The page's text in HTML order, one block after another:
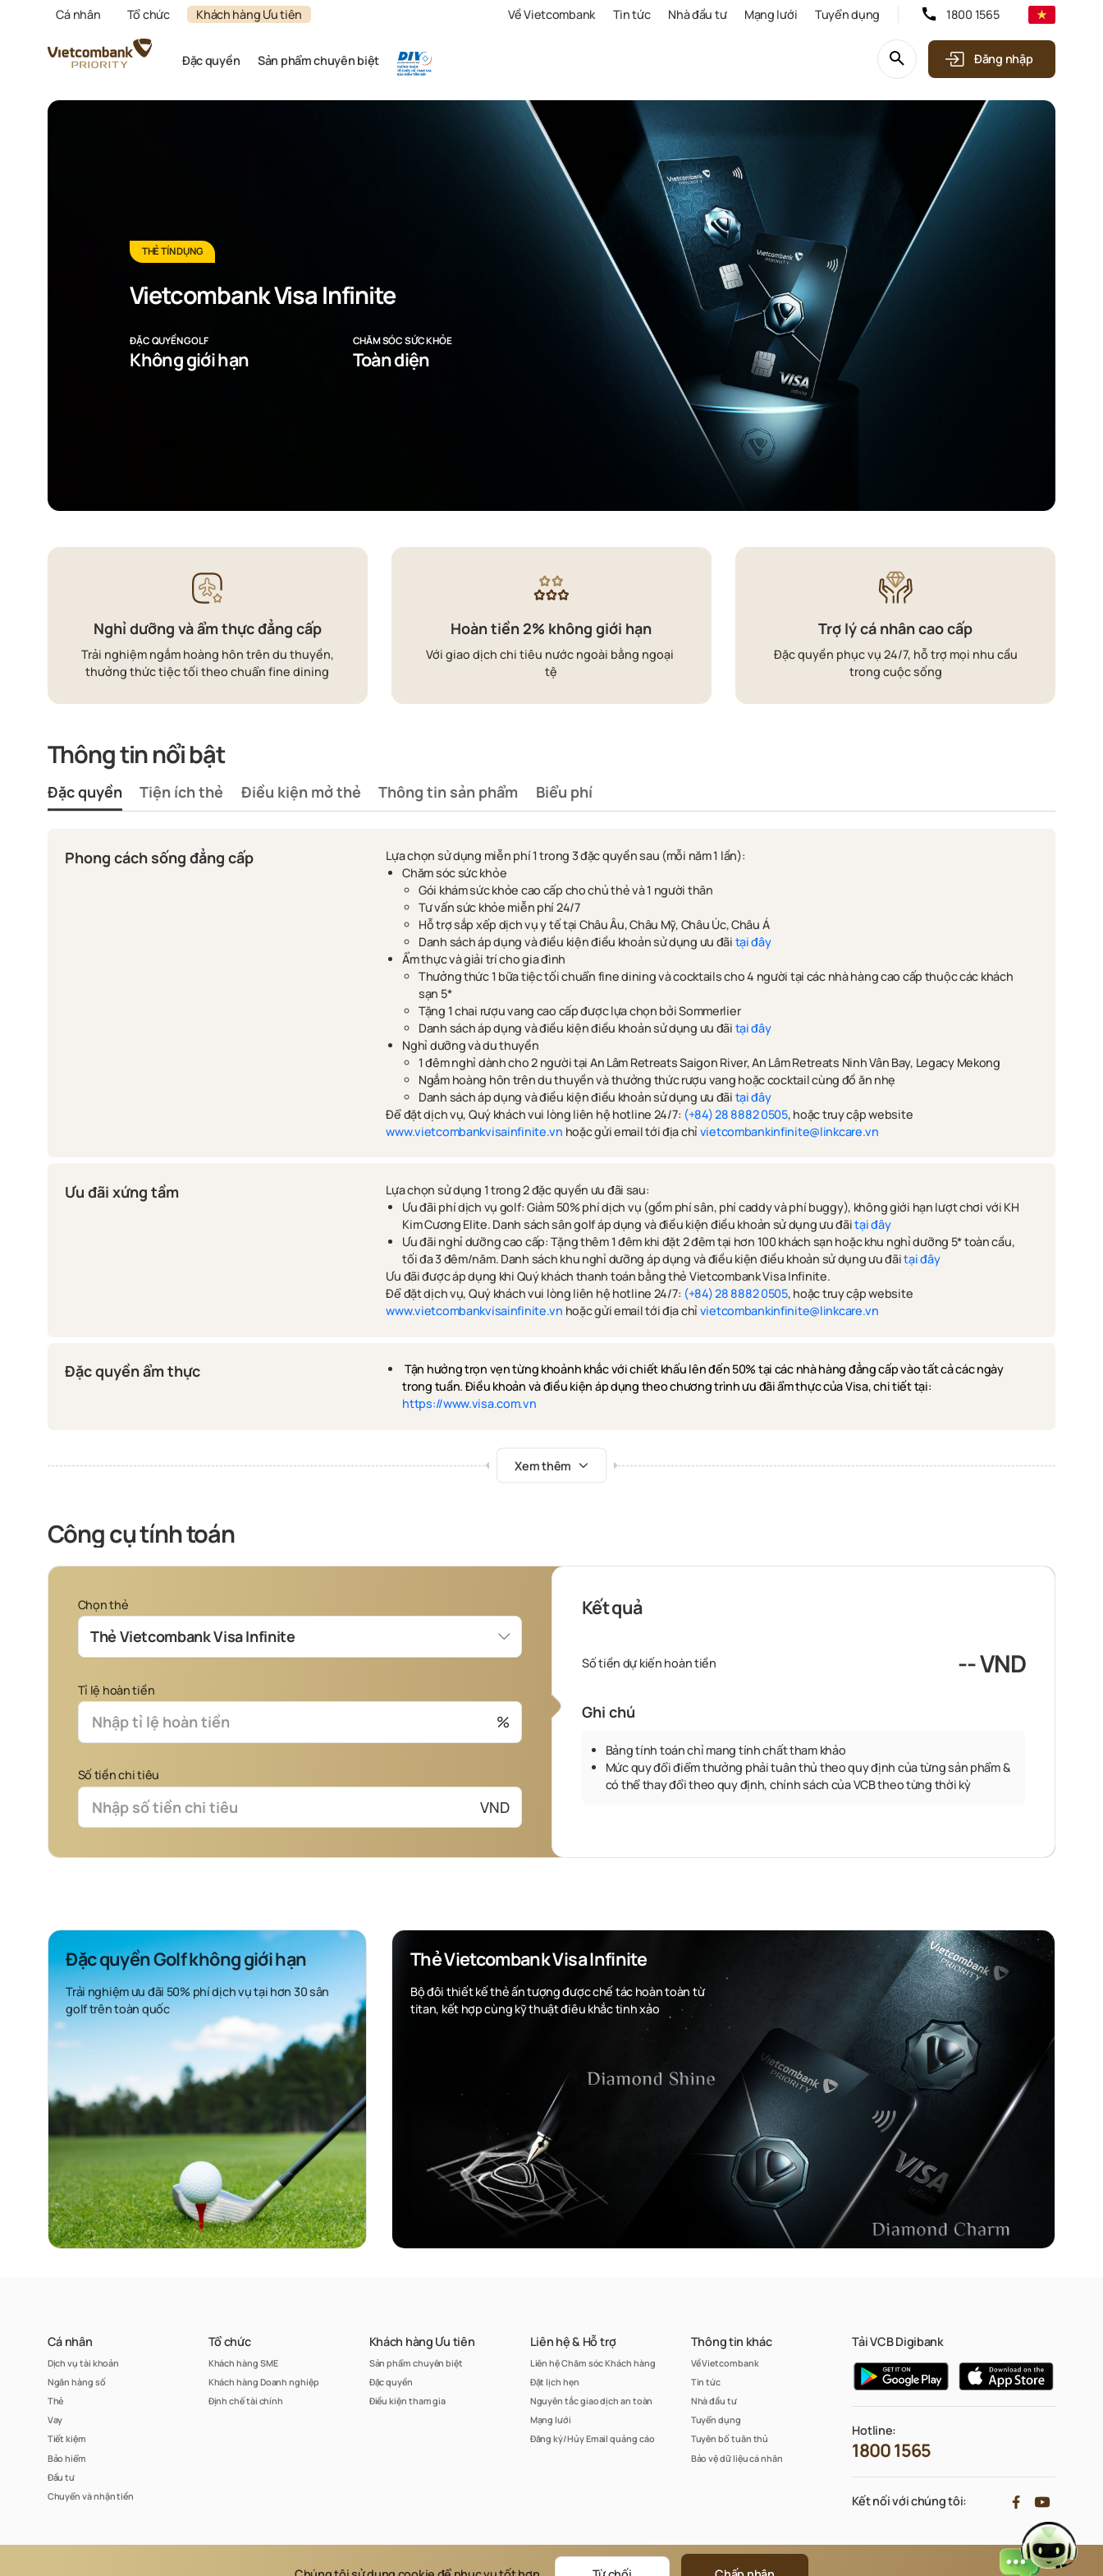
Cá nhân Tổ chức Khách hàng Ưu tiên Về Vietcombank Tin tức Nhà đầu tư Mạng lưới Tuyển dụng 1800 1565
Đặc quyền Sản phẩm chuyên biệt Đăng nhập
THẺ TÍN DỤNG
Vietcombank Visa Infinite
ĐẶC QUYỀN GOLF
Không giới hạn
CHĂM SÓC SỨC KHỎE
Toàn diện
Nghỉ dưỡng và ẩm thực đẳng cấp
Trải nghiệm ngắm hoàng hôn trên du thuyền,
thưởng thức tiệc tối theo chuẩn fine dining
Hoàn tiền 2% không giới hạn
Với giao dịch chi tiêu nước ngoài bằng ngoại
tệ
Trợ lý cá nhân cao cấp
Đặc quyền phục vụ 24/7, hỗ trợ mọi nhu cầu
trong cuộc sống
Thông tin nổi bật
Đặc quyền Tiện ích thẻ Điều kiện mở thẻ Thông tin sản phẩm Biểu phí
Phong cách sống đẳng cấp
Lựa chọn sử dụng miễn phí 1 trong 3 đặc quyền sau (mỗi năm 1 lần):
Chăm sóc sức khỏe
Gói khám sức khỏe cao cấp cho chủ thẻ và 1 người thân
Tư vấn sức khỏe miễn phí 24/7
Hỗ trợ sắp xếp dịch vụ y tế tại Châu Âu, Châu Mỹ, Châu Úc, Châu Á
Danh sách áp dụng và điều kiện điều khoản sử dụng ưu đãi tại đây
Ẩm thực và giải trí cho gia đình
Thưởng thức 1 bữa tiệc tối chuẩn fine dining và cocktails cho 4 người tại các nhà hàng cao cấp thuộc các khách
sạn 5*
Tặng 1 chai rượu vang cao cấp được lựa chọn bởi Sommerlier
Danh sách áp dụng và điều kiện điều khoản sử dụng ưu đãi tại đây
Nghỉ dưỡng và du thuyền
1 đêm nghỉ dành cho 2 người tại An Lâm Retreats Saigon River, An Lâm Retreats Ninh Vân Bay, Legacy Mekong
Ngắm hoàng hôn trên du thuyền và thưởng thức rượu vang hoặc cocktail cùng đồ ăn nhẹ
Danh sách áp dụng và điều kiện điều khoản sử dụng ưu đãi tại đây
Để đặt dịch vụ, Quý khách vui lòng liên hệ hotline 24/7: (+84) 28 8882 0505, hoặc truy cập website
www.vietcombankvisainfinite.vn hoặc gửi email tới địa chỉ vietcombankinfinite@linkcare.vn
Ưu đãi xứng tầm
Lựa chọn sử dụng 1 trong 2 đặc quyền ưu đãi sau:
Ưu đãi phí dịch vụ golf: Giảm 50% phí dịch vụ (gồm phí sân, phí caddy và phí buggy), không giới hạn lượt chơi với KH
Kim Cương Elite. Danh sách sân golf áp dụng và điều kiện điều khoản sử dụng ưu đãitại đây
Ưu đãi nghỉ dưỡng cao cấp: Tặng thêm 1 đêm khi đặt 2 đêm tại hơn 100 khách sạn hoặc khu nghỉ dưỡng 5* toàn cầu,
tối đa 3 đêm/năm. Danh sách khu nghỉ dưỡng áp dụng và điều kiện điều khoản sử dụng ưu đãitại đây
Ưu đãi được áp dụng khi Quý khách thanh toán bằng thẻ Vietcombank Visa Infinite.
Để đặt dịch vụ, Quý khách vui lòng liên hệ hotline 24/7: (+84) 28 8882 0505, hoặc truy cập website
www.vietcombankvisainfinite.vn hoặc gửi email tới địa chỉ vietcombankinfinite@linkcare.vn
Đặc quyền ẩm thực
Tận hưởng trọn vẹn từng khoảnh khắc với chiết khấu lên đến 50% tại các nhà hàng đẳng cấp vào tất cả các ngày
trong tuần. Điều khoản và điều kiện áp dụng theo chương trình ưu đãi ẩm thực của Visa, chi tiết tại:
https://www.visa.com.vn
Xem thêm
Công cụ tính toán
Chọn thẻ
Thẻ Vietcombank Visa Infinite
Tỉ lệ hoàn tiền
%
Số tiền chi tiêu
VND
Kết quả
Số tiền dự kiến hoàn tiền -- VND
Ghi chú
Bảng tính toán chỉ mang tính chất tham khảo
Mức quy đổi điểm thưởng phải tuân thủ theo quy định của từng sản phẩm &
có thể thay đổi theo quy định, chính sách của VCB theo từng thời kỳ
Đặc quyền Golf không giới hạn
Trải nghiệm ưu đãi 50% phí dịch vụ tại hơn 30 sân
golf trên toàn quốc
Thẻ Vietcombank Visa Infinite
Bộ đôi thiết kế thẻ ấn tượng được chế tác hoàn toàn từ
titan, kết hợp cùng kỹ thuật điêu khắc tinh xảo
Cá nhân
Dịch vụ tài khoản
Ngân hàng số
Thẻ
Vay
Tiết kiệm
Bảo hiểm
Đầu tư
Chuyển và nhận tiền
Tổ chức
Khách hàng SME
Khách hàng Doanh nghiệp
Định chế tài chính
Khách hàng Ưu tiên
Sản phẩm chuyên biệt
Đặc quyền
Điều kiện tham gia
Liên hệ & Hỗ trợ
Liên hệ Chăm sóc Khách hàng
Đặt lịch hẹn
Nguyên tắc giao dịch an toàn
Mạng lưới
Đăng ký/Hủy Email quảng cáo
Thông tin khác
Về Vietcombank
Tin tức
Nhà đầu tư
Tuyển dụng
Tuyên bố tuân thủ
Bảo vệ dữ liệu cá nhân
Tải VCB Digibank
Hotline:
1800 1565
Kết nối với chúng tôi:
© 2023 Bản quyền thuộc về Ngân hàng TMCP Ngoại thương Việt Nam (Vietcombank) Xin